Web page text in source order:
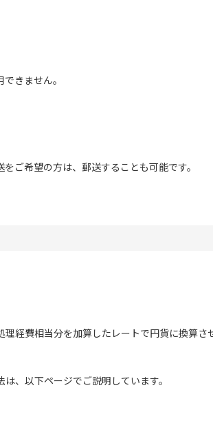
きません。
ご希望の方は、郵送することも可能です。
経費相当分を加算したレートで円貨に換算さ
、以下ページでご説明しています。